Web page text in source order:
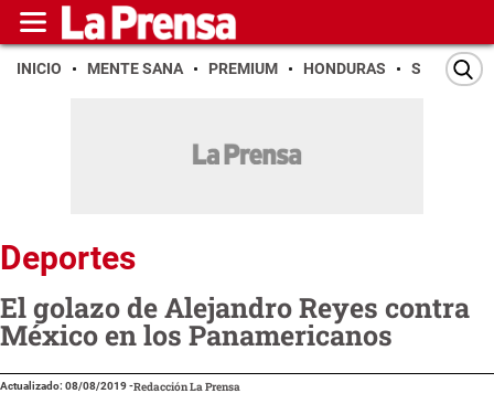
INICIO MENTE SANA PREMIUM HONDURAS SAN PEDRO
Deportes
El golazo de Alejandro Reyes contra
México en los Panamericanos
Actualizado: 08/08/2019-Redacción La Prensa